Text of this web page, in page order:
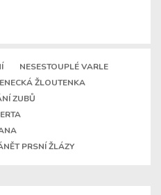
NESESTOUPLÉ VARLE
ŽLOUTENKA
ZUBŮ
PRSNÍ ŽLÁZY